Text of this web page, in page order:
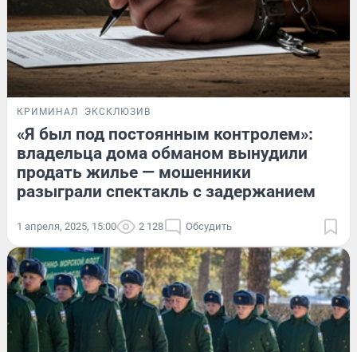
КРИМИНАЛ ЭКСКЛЮЗИВ
«Я был под постоянным контролем»:
владельца дома обманом вынудили
продать жилье — мошенники
разыграли спектакль с задержанием
1 апреля, 2025, 15:00 2 128 Обсудить